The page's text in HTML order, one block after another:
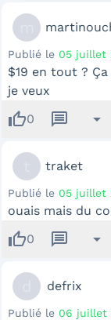
Publié le 05 juillet
$19 en tout ?
je veux
thumb_up0 message arrow_drop_down
traket
Publié le 05 juillet
ouais mais du
thumb_up0 message arrow_drop_down
defrix
Publié le 06 juillet